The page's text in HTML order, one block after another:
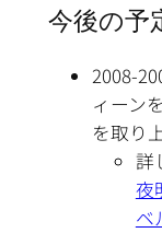
今後の予
2008-
ィーン
を取り
詳
夜
ベ